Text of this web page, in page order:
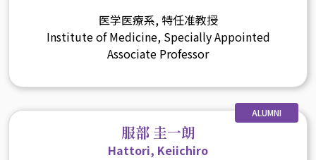
医学医療系, 特任准教授
Institute of Medicine, Specially Appointed
Associate Professor
ALUMNI
服部 圭一朗
Hattori, Keiichiro